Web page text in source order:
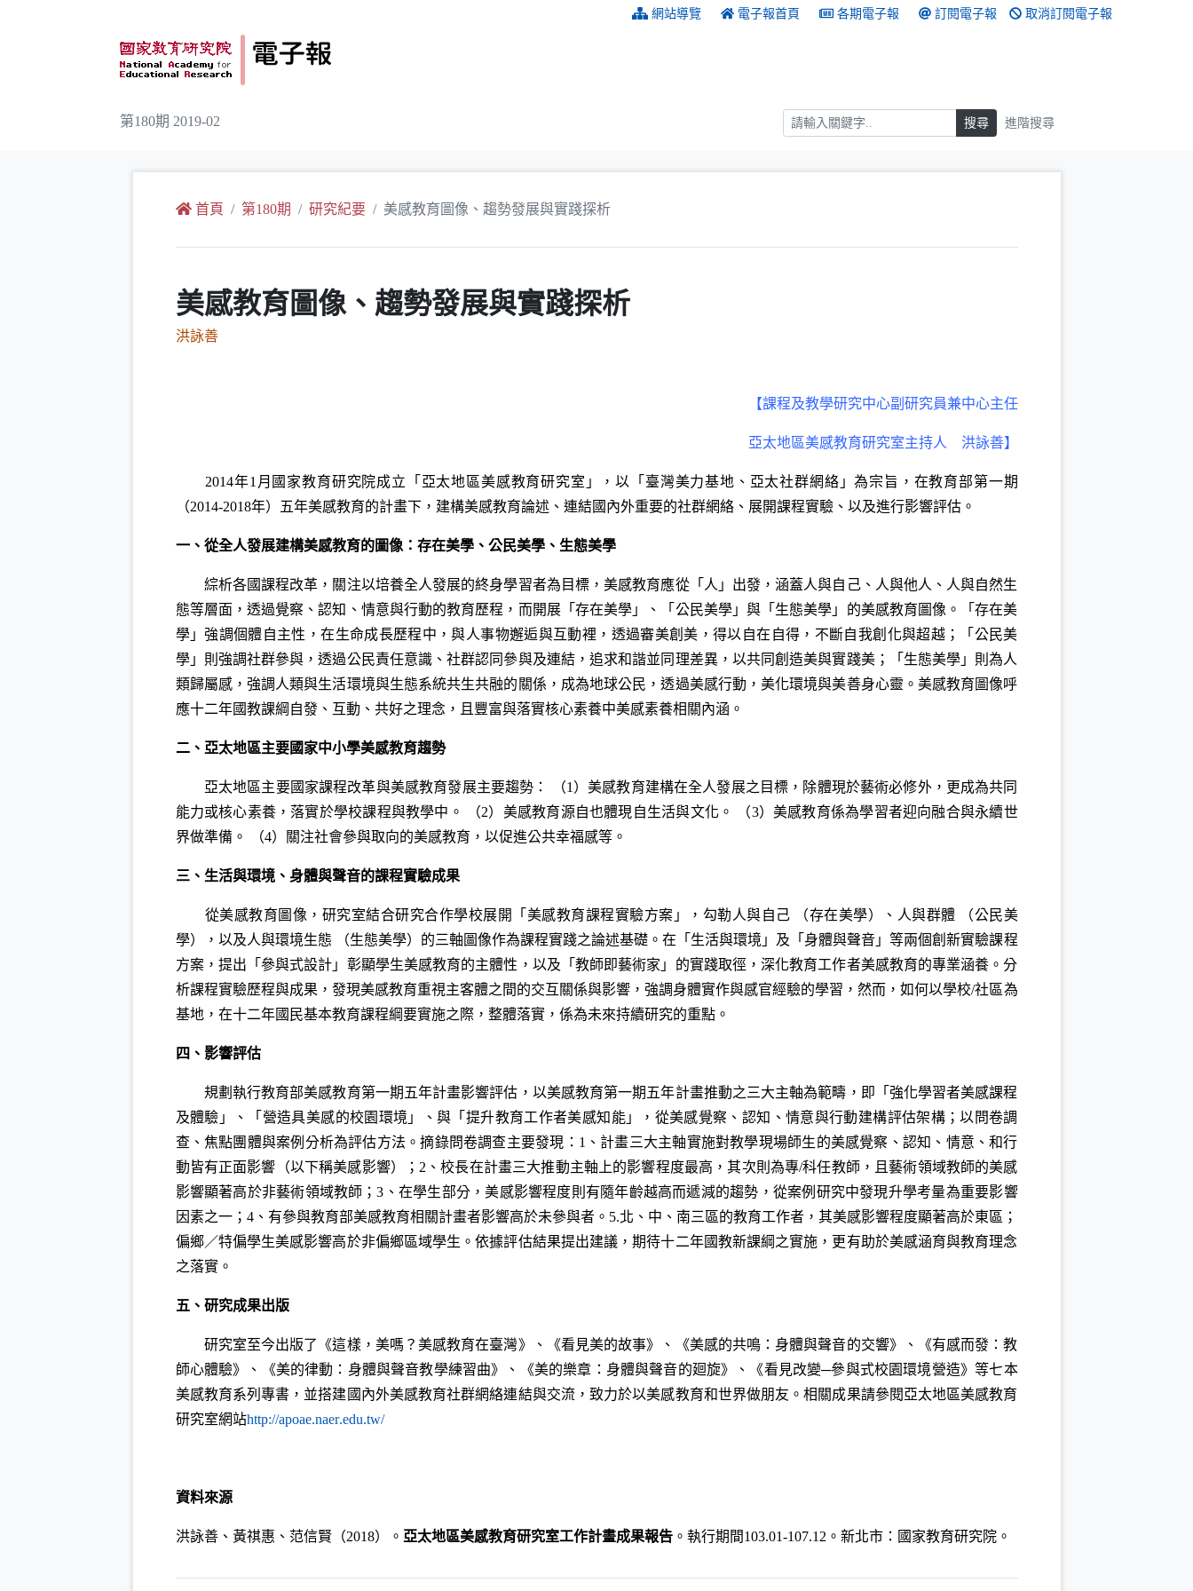
網站導覽 電子報首頁 各期電子報 訂閱電子報 取消訂閱電子報
第180期 2019-02 搜尋 搜尋 進階搜尋
首頁 第180期 研究紀要 美感教育圖像、趨勢發展與實踐探析
美感教育圖像、趨勢發展與實踐探析
洪詠善
【課程及教學研究中心副研究員兼中心主任
亞太地區美感教育研究室主持人 洪詠善】
2014年1月國家教育研究院成立「亞太地區美感教育研究室」，以「臺灣美力基地、亞太社群網絡」為宗旨，在教育部第一期
（2014-2018年）五年美感教育的計畫下，建構美感教育論述、連結國內外重要的社群網絡、展開課程實驗、以及進行影響評估。
一、從全人發展建構美感教育的圖像：存在美學、公民美學、生態美學
綜析各國課程改革，關注以培養全人發展的終身學習者為目標，美感教育應從「人」出發，涵蓋人與自己、人與他人、人與自然生
態等層面，透過覺察、認知、情意與行動的教育歷程，而開展「存在美學」、「公民美學」與「生態美學」的美感教育圖像。「存在美
學」強調個體自主性，在生命成長歷程中，與人事物邂逅與互動裡，透過審美創美，得以自在自得，不斷自我創化與超越；「公民美
學」則強調社群參與，透過公民責任意識、社群認同參與及連結，追求和諧並同理差異，以共同創造美與實踐美；「生態美學」則為人
類歸屬感，強調人類與生活環境與生態系統共生共融的關係，成為地球公民，透過美感行動，美化環境與美善身心靈。美感教育圖像呼
應十二年國教課綱自發、互動、共好之理念，且豐富與落實核心素養中美感素養相關內涵。
二、亞太地區主要國家中小學美感教育趨勢
亞太地區主要國家課程改革與美感教育發展主要趨勢： （1）美感教育建構在全人發展之目標，除體現於藝術必修外，更成為共同
能力或核心素養，落實於學校課程與教學中。 （2）美感教育源自也體現自生活與文化。 （3）美感教育係為學習者迎向融合與永續世
界做準備。 （4）關注社會參與取向的美感教育，以促進公共幸福感等。
三、生活與環境、身體與聲音的課程實驗成果
從美感教育圖像，研究室結合研究合作學校展開「美感教育課程實驗方案」，勾勒人與自己 （存在美學）、人與群體 （公民美
學），以及人與環境生態 （生態美學）的三軸圖像作為課程實踐之論述基礎。在「生活與環境」及「身體與聲音」等兩個創新實驗課程
方案，提出「參與式設計」彰顯學生美感教育的主體性，以及「教師即藝術家」的實踐取徑，深化教育工作者美感教育的專業涵養。分
析課程實驗歷程與成果，發現美感教育重視主客體之間的交互關係與影響，強調身體實作與感官經驗的學習，然而，如何以學校/社區為
基地，在十二年國民基本教育課程綱要實施之際，整體落實，係為未來持續研究的重點。
四、影響評估
規劃執行教育部美感教育第一期五年計畫影響評估，以美感教育第一期五年計畫推動之三大主軸為範疇，即「強化學習者美感課程
及體驗」、「營造具美感的校園環境」、與「提升教育工作者美感知能」，從美感覺察、認知、情意與行動建構評估架構；以問卷調
查、焦點團體與案例分析為評估方法。摘錄問卷調查主要發現：1、計畫三大主軸實施對教學現場師生的美感覺察、認知、情意、和行
動皆有正面影響（以下稱美感影響）；2、校長在計畫三大推動主軸上的影響程度最高，其次則為專/科任教師，且藝術領域教師的美感
影響顯著高於非藝術領域教師；3、在學生部分，美感影響程度則有隨年齡越高而遞減的趨勢，從案例研究中發現升學考量為重要影響
因素之一；4、有參與教育部美感教育相關計畫者影響高於未參與者。5.北、中、南三區的教育工作者，其美感影響程度顯著高於東區；
偏鄉／特偏學生美感影響高於非偏鄉區域學生。依據評估結果提出建議，期待十二年國教新課綱之實施，更有助於美感涵育與教育理念
之落實。
五、研究成果出版
研究室至今出版了《這樣，美嗎？美感教育在臺灣》、《看見美的故事》、《美感的共鳴：身體與聲音的交響》、《有感而發：教
師心體驗》、《美的律動：身體與聲音教學練習曲》、《美的樂章：身體與聲音的廻旋》、《看見改變─參與式校園環境營造》等七本
美感教育系列專書，並搭建國內外美感教育社群網絡連結與交流，致力於以美感教育和世界做朋友。相關成果請參閱亞太地區美感教育
研究室網站http://apoae.naer.edu.tw/（另開新視窗）
資料來源
洪詠善、黃祺惠、范信賢（2018）。 亞太地區美感教育研究室工作計畫成果報告。執行期間103.01-107.12。新北市：國家教育研究院。